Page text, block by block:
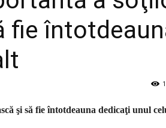
fie
şi să fie întotdeauna dedicaţi unul